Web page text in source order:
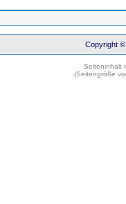
Copyright ©
Seiteninhalt
(Seitengröße